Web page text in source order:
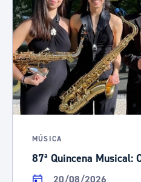
MÚSICA
87ª Quincena Musical:
20/08/2026